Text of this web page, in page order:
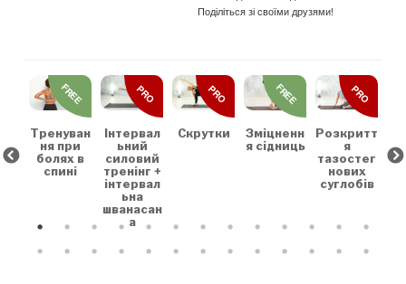
Поділіться зі своїми друзями!
Тренуван
ня при
болях в
спині
FREE
Інтервал
ьний
силовий
тренінг +
інтервал
ьна
шванасан
а
PRO
Скрутки
PRO
Зміцненн
я сідниць
FREE
Розкритт
я
тазостег
нових
суглобів
PRO